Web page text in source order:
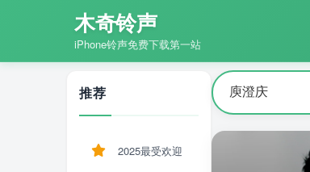
木奇铃声
iPhone铃声免费下载第一站
推荐
2025最受欢迎